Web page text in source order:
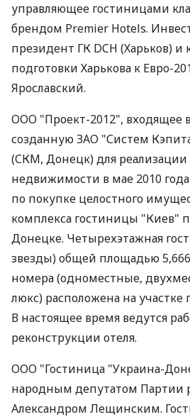
управляющее гостиницами
брендом Premier Hotels.
президент ГК DCH (Харьков) и
подготовки Харькова к Евро-
Ярославский.
ООО "Проект-2012", входящее
созданную ЗАО "Систем
(СКМ, Донецк) для реализации
недвижимости в мае 2010
по покупке целостного
комплекса гостиницы "Киев"
Донецке. Четырехэтажная
звезды) общей площадью
номера (одноместные,
люкс) расположена на участке
В настоящее время ведутся
реконструкции отеля.
ООО "Гостиница "Украина-
народным депутатом Партии
Александром Лещинским.